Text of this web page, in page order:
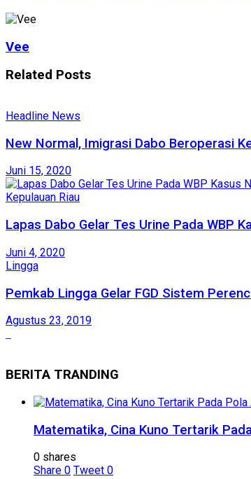
Vee
Related Posts
Headline News
New Normal, Imigrasi Dabo Beroperasi
Juni 15, 2020
Kepulauan Riau
Lapas Dabo Gelar Tes Urine Pada WBP
Juni 4, 2020
Lingga
Pemkab Lingga Gelar FGD Sistem
Agustus 23, 2019
BERITA TRANDING
Matematika, Cina Kuno Tertarik
0 shares
Share 0 Tweet 0